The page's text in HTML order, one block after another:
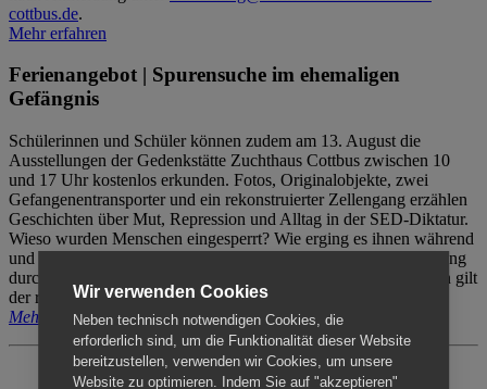
cottbus.de.
Mehr erfahren
Ferienangebot | Spurensuche im ehemaligen
Gefängnis
Schülerinnen und Schüler können zudem am 13. August die
Ausstellungen der Gedenkstätte Zuchthaus Cottbus zwischen 10
und 17 Uhr kostenlos erkunden. Fotos, Originalobjekte, zwei
Gefangenentransporter und ein rekonstruierter Zellengang erzählen
Geschichten über Mut, Repression und Alltag in der SED-Diktatur.
Wieso wurden Menschen eingesperrt? Wie erging es ihnen während
und nach der Haft? Der Besuch erfolgt individuell ohne Betreuung
durch das Menschenrechtszentrum Cottbus. Für Begleitpersonen gilt
der reguläre Eintritt (8€ / ermäßigt 5€).
Mehr erfahren
Wir verwenden Cookies
Neben technisch notwendigen Cookies, die
erforderlich sind, um die Funktionalität dieser Website
bereitzustellen, verwenden wir Cookies, um unsere
Website zu optimieren. Indem Sie auf "akzeptieren"